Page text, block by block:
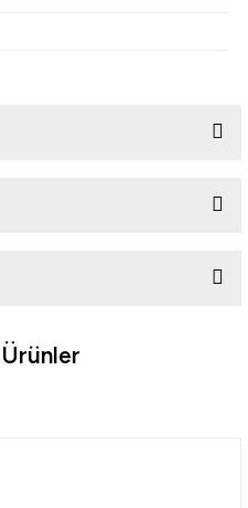
soru sorulmamış.